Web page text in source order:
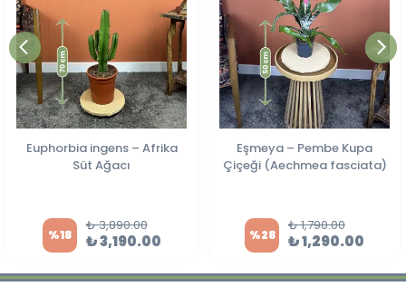
Euphorbia ingens – Afrika
Süt Ağacı
%18
₺ 3,890.00
₺ 3,190.00
Eşmeya – Pembe Kupa
Çiçeği (Aechmea fasciata)
%28
₺ 1,790.00
₺ 1,290.00